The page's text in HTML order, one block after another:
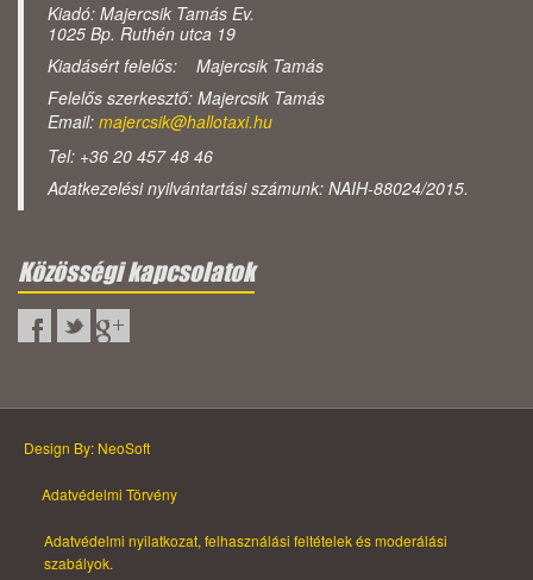
Kiadó: Majercsik Tamás Ev.
1025 Bp. Ruthén utca 19
Kiadásért felelős: Majercsik Tamás
Felelős szerkesztő: Majercsik Tamás
Email: majercsik@hallotaxi.hu
Tel: +36 20 457 48 46
Adatkezelési nyilvántartási számunk: NAIH-88024/2015.
Közösségi kapcsolatok
Design By: NeoSoft
Adatvédelmi Törvény
Adatvédelmi nyilatkozat, felhasználási feltételek és moderálási
szabályok.